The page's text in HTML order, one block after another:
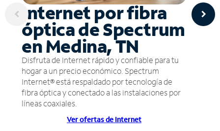
Internet por fibra
óptica de Spectrum
en Medina, TN
Disfruta de Internet rápido y confiable para tu
hogar a un precio económico. Spectrum
Internet® está respaldado por tecnología de
fibra óptica y conectado a las instalaciones por
líneas coaxiales.
Ver ofertas de Internet